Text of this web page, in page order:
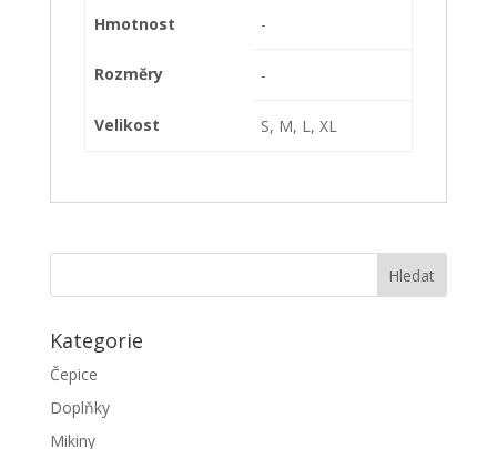
Hmotnost -
Rozměry -
Velikost S, M, L, XL
Kategorie
Čepice
Doplňky
Mikiny